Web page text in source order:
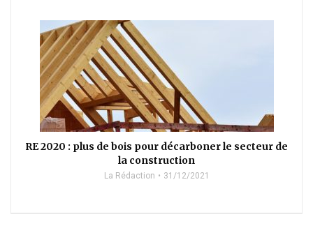
RE 2020 : plus de bois pour décarboner le secteur de
la construction
La Rédaction 31/12/2021